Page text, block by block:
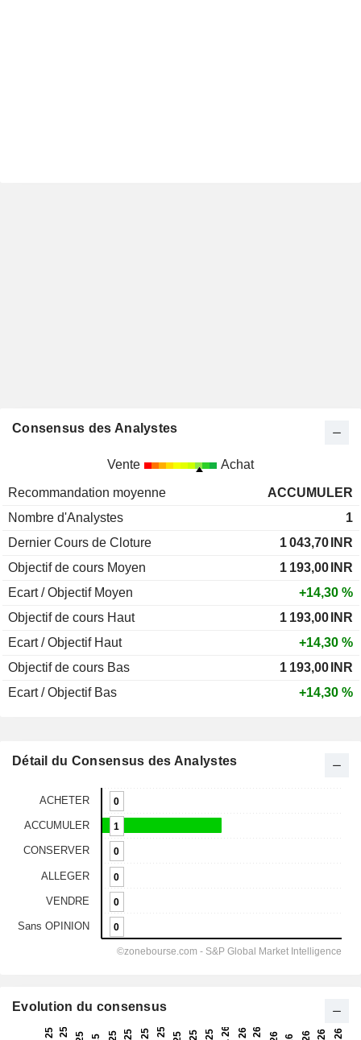
Consensus des Analystes
Vente Achat
Recommandation moyenne
ACCUMULER
Nombre d'Analystes
1
Dernier Cours de Cloture
1 043,70 INR
Objectif de cours Moyen
1 193,00 INR
Ecart / Objectif Moyen
+14,30 %
Objectif de cours Haut
1 193,00 INR
Ecart / Objectif Haut
+14,30 %
Objectif de cours Bas
1 193,00 INR
Ecart / Objectif Bas
+14,30 %
Détail du Consensus des Analystes
Evolution du consensus